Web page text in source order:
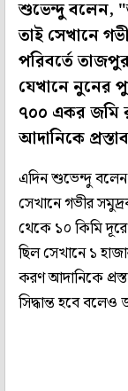
শুভেন্দু বলেন,
তাই সেখানে
পরিবর্তে
যেখানে নুনের
৭০০ একর জমি
আদানিকে
এদিন শুভেন্দু
সেখানে গভীর
থেকে ১০ কিমি
ছিল সেখানে ১
করণ আদানিকে
সিদ্ধান্ত হবে বলেও